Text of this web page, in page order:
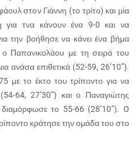
στον Γιάννη (το τρίτο) και μία
για τνα κάνουν ένα 9-0 και να
την βοήθησε να κάνει ένα βήμα
ο Παπανικολάου με τη σειρά του
ανάσα επιθετικά (52-59, 26’10”).
με το έκτο του τρίποντο για να
64, 27’30”) και ο Παναγιώτης
διαμόρφωσε το 55-66 (28’10”). O
κράτησε την ομάδα του στο